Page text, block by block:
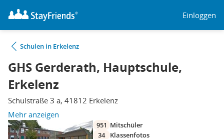
Einloggen
Schulen in Erkelenz
GHS Gerderath, Hauptschule,
Erkelenz
Schulstraße 3 a, 41812 Erkelenz
Mehr anzeigen
951 Mitschüler
34
Klassenfotos